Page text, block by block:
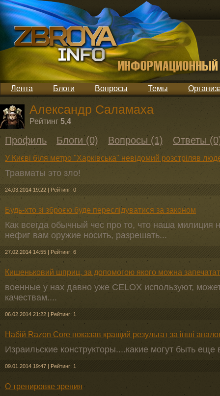
Лента Блоги Вопросы Темы
Александр Саламаха
Рейтинг 5,4
Профиль Блоги (0) Вопросы (1) Ответы
У Києві біля метро "Харківська" невідомий розстріляв
Травматы это зло!
24.03.2014 19:22 | Рейтинг: 0
Будь-хто зі зброєю буде переслідуватися за законом
Как всегда обычный чес про то, что наша милиция
нефиг вам оружие носить, разрешать...
27.02.2014 14:55 | Рейтинг: 6
Кишеньковий шприц, за допомогою якого можна
военные у нах давно уже CELOX используют,
качествам....
06.02.2014 21:22 | Рейтинг: 1
Набій Razon Core показав кращий результат за інші
Израильские конструкторы....какие могут быть еще
09.01.2014 19:47 | Рейтинг: 1
О тренировке зрения